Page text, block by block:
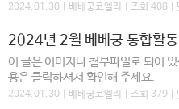
2024.01.30 | 베베궁코엘리 | 조회 408 |
2024년 2월 베베궁 통합활동
이 글은 이미지나 첨부파일로 되어
용은 클릭하셔서 확인해 주세요.
2024.01.30 | 베베궁코엘리 | 조회 379 |